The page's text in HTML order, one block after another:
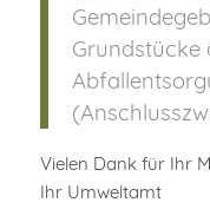
Grundstücke
Vielen Dank für Ihr
Ihr Umweltamt